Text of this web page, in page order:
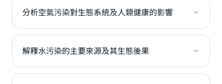
分析空氣污染對生態系統及人類健康的影響
解釋水污染的主要來源及其生態後果